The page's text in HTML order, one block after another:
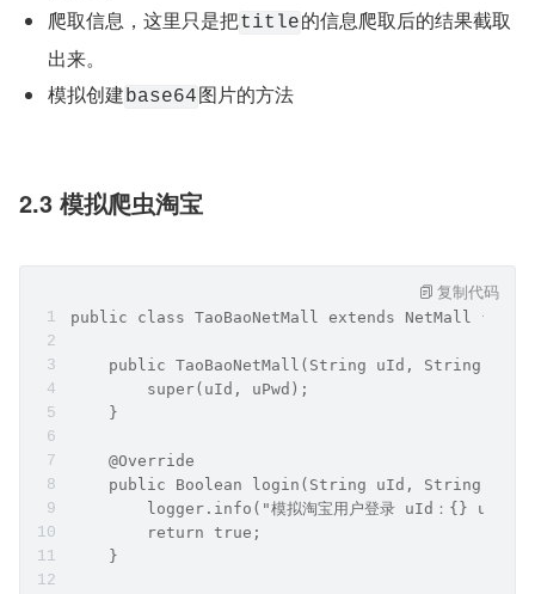
爬取信息，这里只是把title的信息爬取后的结果截取
出来。
模拟创建base64图片的方法
2.3 模拟爬虫淘宝
public class TaoBaoNetMall extends NetMall {
public TaoBaoNetMall(String uId, String
        super(uId, uPwd);
    }
    @Override
public Boolean login(String uId, String
logger.info("模拟淘宝用户登录 uId：{} uPwd
        return true;
    }
复制代码